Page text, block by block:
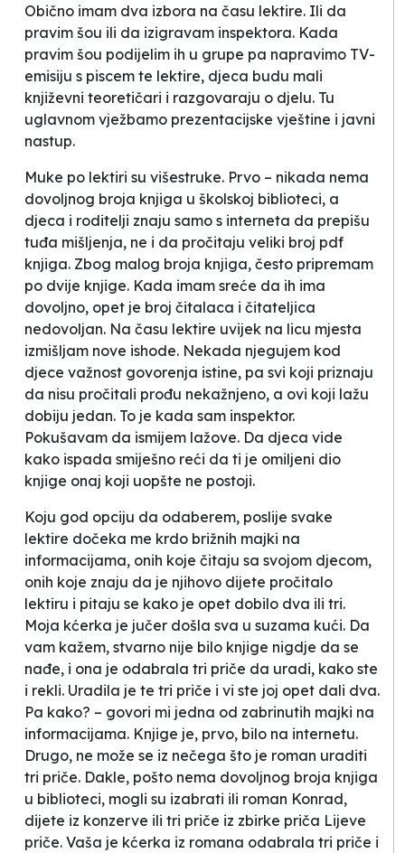
Obično imam dva izbora na času lektire. Ili da
pravim šou ili da izigravam inspektora. Kada
pravim šou podijelim ih u grupe pa napravimo TV-
emisiju s piscem te lektire, djeca budu mali
književni teoretičari i razgovaraju o djelu. Tu
uglavnom vježbamo prezentacijske vještine i javni
nastup.
Muke po lektiri su višestruke. Prvo – nikada nema
dovoljnog broja knjiga u školskoj biblioteci, a
djeca i roditelji znaju samo s interneta da prepišu
tuđa mišljenja, ne i da pročitaju veliki broj pdf
knjiga. Zbog malog broja knjiga, često pripremam
po dvije knjige. Kada imam sreće da ih ima
dovoljno, opet je broj čitalaca i čitateljica
nedovoljan. Na času lektire uvijek na licu mjesta
izmišljam nove ishode. Nekada njegujem kod
djece važnost govorenja istine, pa svi koji priznaju
da nisu pročitali prođu nekažnjeno, a ovi koji lažu
dobiju jedan. To je kada sam inspektor.
Pokušavam da ismijem lažove. Da djeca vide
kako ispada smiješno reći da ti je omiljeni dio
knjige onaj koji uopšte ne postoji.
Koju god opciju da odaberem, poslije svake
lektire dočeka me krdo brižnih majki na
informacijama, onih koje čitaju sa svojom djecom,
onih koje znaju da je njihovo dijete pročitalo
lektiru i pitaju se kako je opet dobilo dva ili tri.
Moja kćerka je jučer došla sva u suzama kući. Da
vam kažem, stvarno nije bilo knjige nigdje da se
nađe, i ona je odabrala tri priče da uradi, kako ste
i rekli. Uradila je te tri priče i vi ste joj opet dali dva.
Pa kako? – govori mi jedna od zabrinutih majki na
informacijama. Knjige je, prvo, bilo na internetu.
Drugo, ne može se iz nečega što je roman uraditi
tri priče. Dakle, pošto nema dovoljnog broja knjiga
u biblioteci, mogli su izabrati ili roman Konrad,
dijete iz konzerve ili tri priče iz zbirke priča Lijeve
priče. Vaša je kćerka iz romana odabrala tri priče i